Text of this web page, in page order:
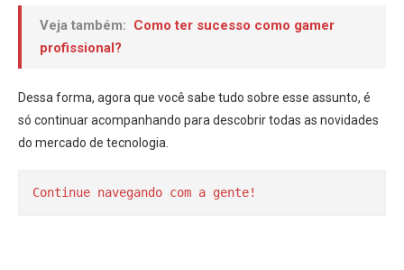
Veja também: Como ter sucesso como gamer
profissional?
Dessa forma, agora que você sabe tudo sobre esse assunto, é
só continuar acompanhando para descobrir todas as novidades
do mercado de tecnologia.
Continue navegando com a gente!